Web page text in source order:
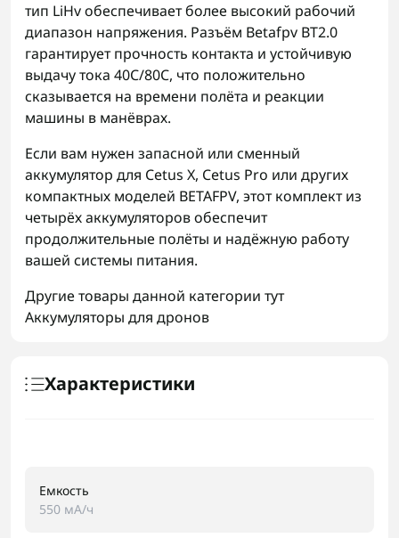
тип LiHv обеспечивает более высокий рабочий
диапазон напряжения. Разъём Betafpv BT2.0
гарантирует прочность контакта и устойчивую
выдачу тока 40C/80C, что положительно
сказывается на времени полёта и реакции
машины в манёврах.
Если вам нужен запасной или сменный
аккумулятор для Cetus X, Cetus Pro или других
компактных моделей BETAFPV, этот комплект из
четырёх аккумуляторов обеспечит
продолжительные полёты и надёжную работу
вашей системы питания.
Другие товары данной категории тут
Аккумуляторы для дронов
Характеристики
Емкость
550 мА/ч